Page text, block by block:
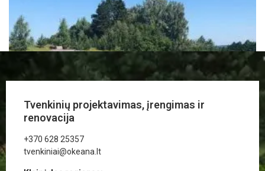
Tvenkinių projektavimas, įrengimas ir
renovacija
+370 628 25357
tvenkiniai@okeana.lt